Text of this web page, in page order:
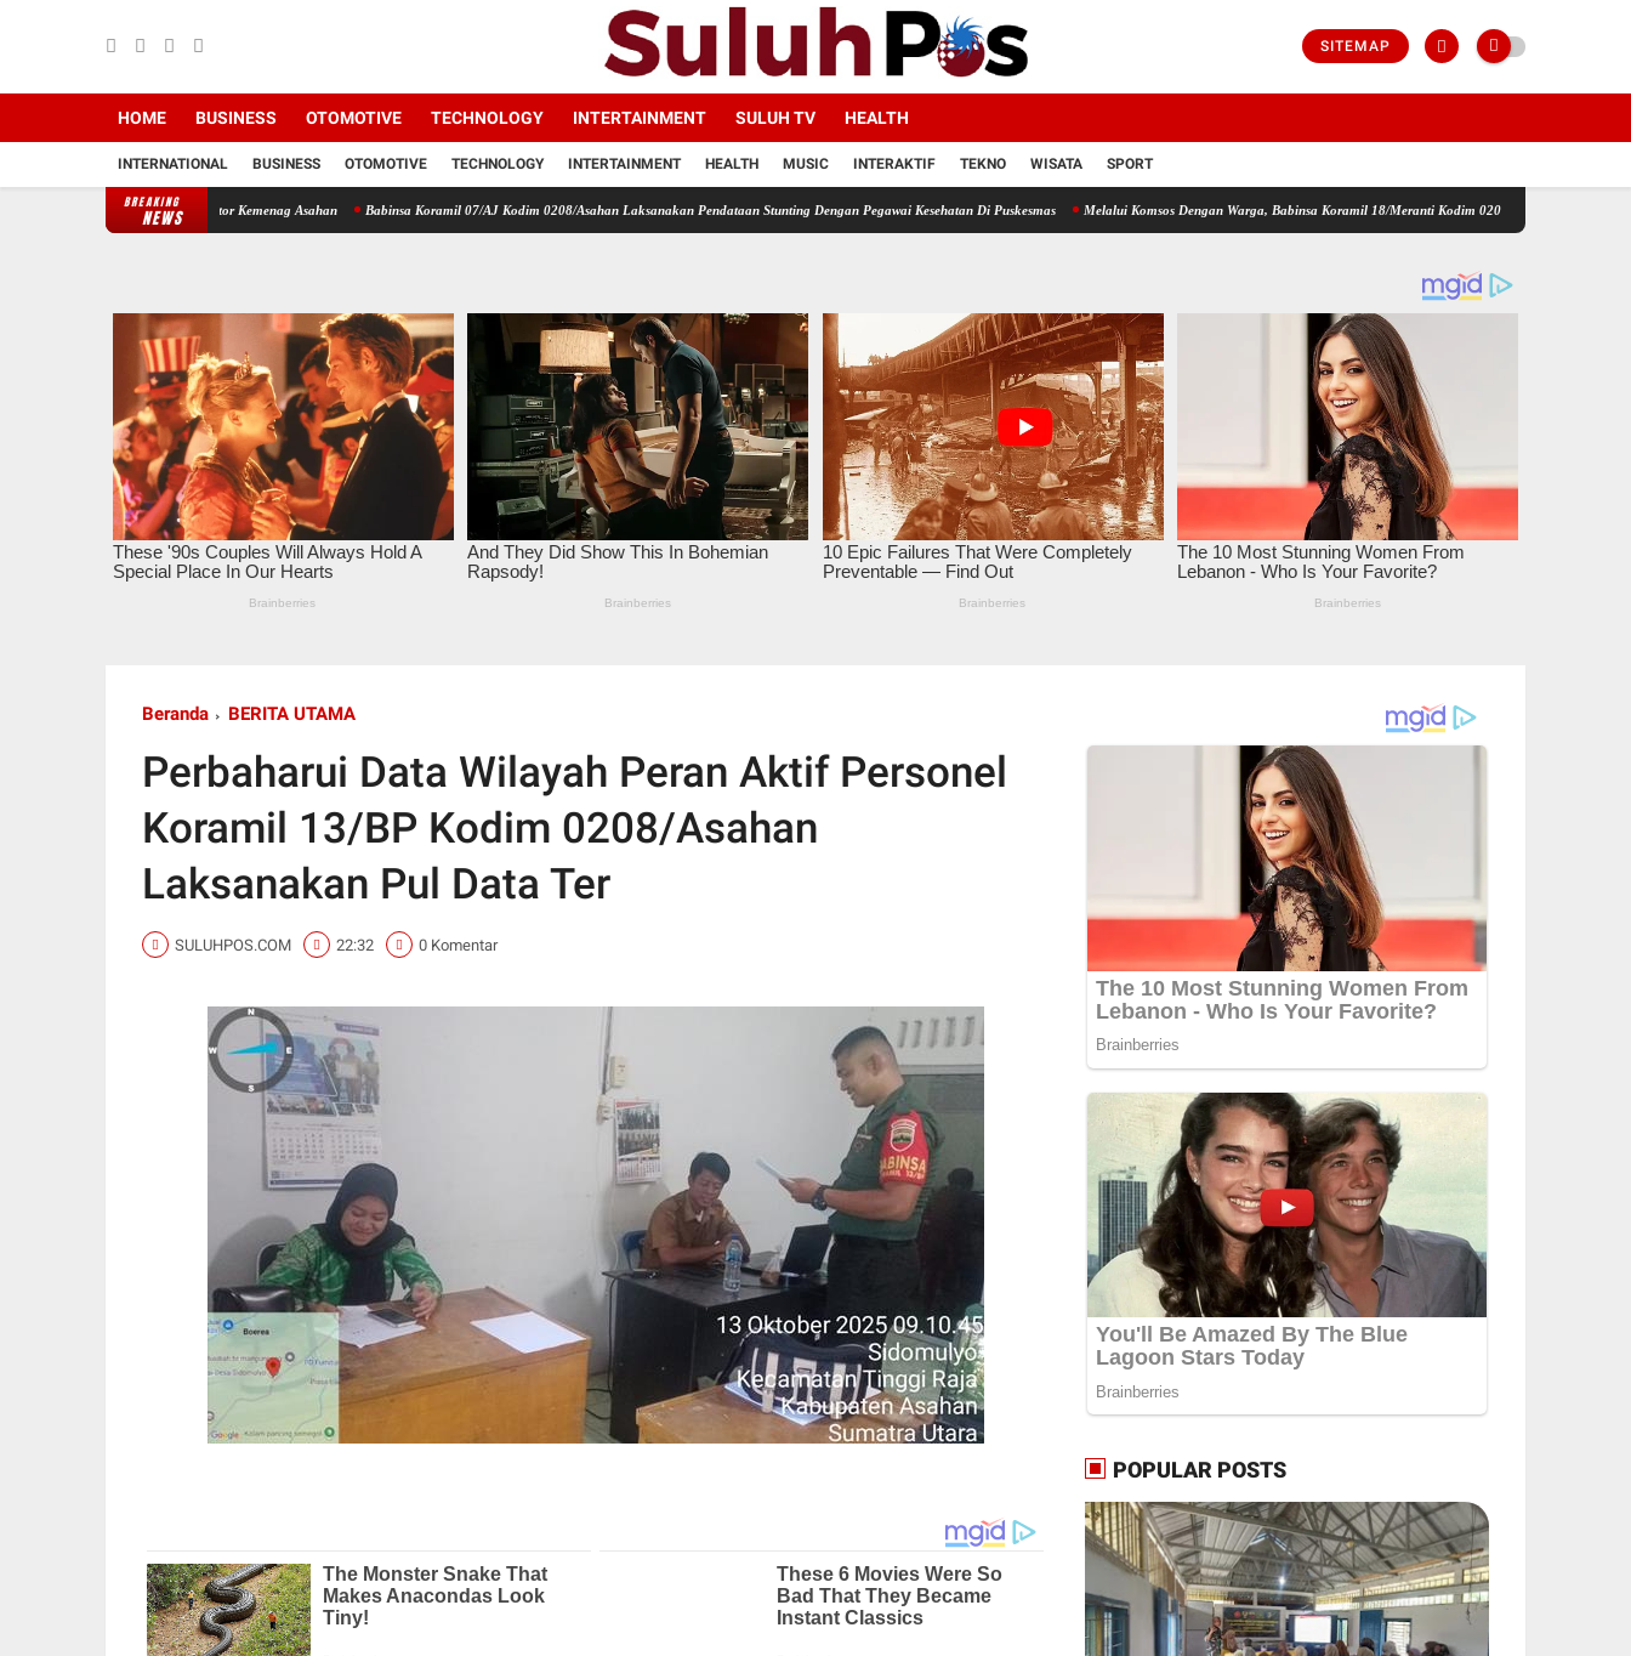
SITEMAP
HOME BUSINESS OTOMOTIVE TECHNOLOGY INTERTAINMENT SULUH TV HEALTH
INTERNATIONAL BUSINESS OTOMOTIVE TECHNOLOGY INTERTAINMENT HEALTH MUSIC INTERAKTIF TEKNO WISATA SPORT
BREAKING
NEWS
Donor Darah di Kantor Kemenag Asahan Babinsa Koramil 07/AJ Kodim 0208/Asahan Laksanakan Pendataan Stunting Dengan Pegawai Kesehatan Di Puskesmas Melalui Komsos Dengan Warga, Babinsa Koramil 18/Meranti Kodim 0208/Asahan Himbau Jaga ebersihan
Beranda BERITA UTAMA
Perbaharui Data Wilayah Peran Aktif Personel
Koramil 13/BP Kodim 0208/Asahan
Laksanakan Pul Data Ter
SULUHPOS.COM 22:32 0 Komentar
POPULAR POSTS